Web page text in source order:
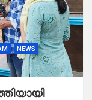
NEWS